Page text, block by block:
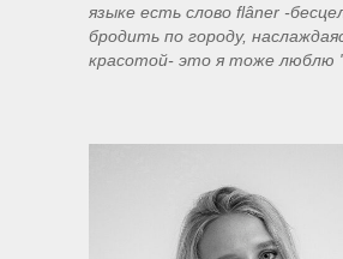
языке есть слово flâner -
бродить по городу,
красотой- это я тоже люблю